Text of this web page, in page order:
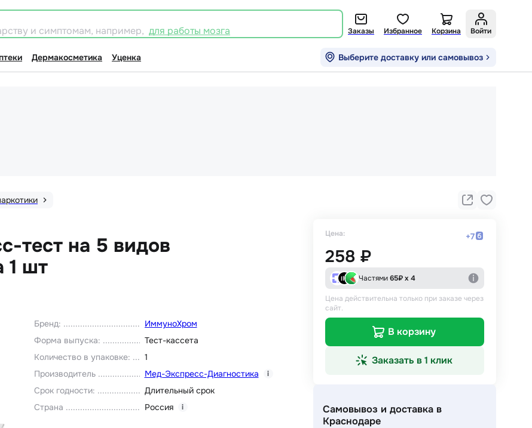
и симптомам, например, для работы мозга Заказы Избранное Корзина Войти
Дермакосметика Уценка Выберите доставку или самовывоз
тест на 5 видов
1 шт
Бренд:
ИммуноХром
Форма выпуска:
Тест-кассета
Количество в упаковке:
1
Производитель
Мед-Экспресс-Диагностика i
Срок годности:
Длительный срок
Страна
Россия i
Цена: +7
258 ₽
Частями65₽ х 4
Цена действительна только при заказе через
сайт.
В корзину
Заказать в 1 клик
Самовывоз и доставка в
Краснодаре